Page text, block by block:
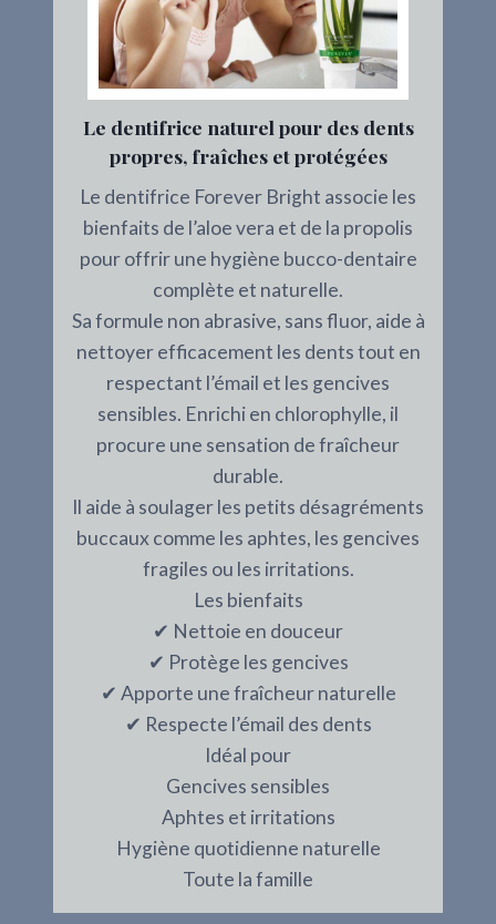
Le dentifrice naturel pour des dents
propres, fraîches et protégées
Le dentifrice Forever Bright associe les
bienfaits de l’aloe vera et de la propolis
pour offrir une hygiène bucco-dentaire
complète et naturelle.
Sa formule non abrasive, sans fluor, aide à
nettoyer efficacement les dents tout en
respectant l’émail et les gencives
sensibles. Enrichi en chlorophylle, il
procure une sensation de fraîcheur
durable.
Il aide à soulager les petits désagréments
buccaux comme les aphtes, les gencives
fragiles ou les irritations.
Les bienfaits
✔ Nettoie en douceur
✔ Protège les gencives
✔ Apporte une fraîcheur naturelle
✔ Respecte l’émail des dents
Idéal pour
Gencives sensibles
Aphtes et irritations
Hygiène quotidienne naturelle
Toute la famille